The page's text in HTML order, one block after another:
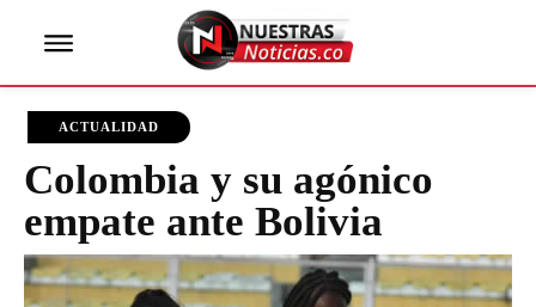
ACTUALIDAD
Colombia y su agónico
empate ante Bolivia